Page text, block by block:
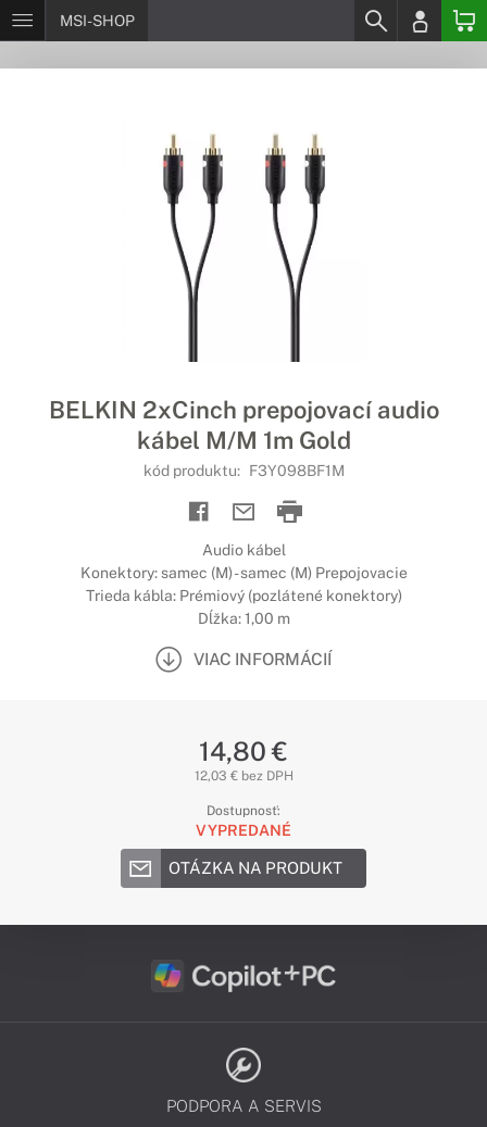
MSI-SHOP
BELKIN 2xCinch prepojovací audio
kábel M/M 1m Gold
kód produktu: F3Y098BF1M
Audio kábel
Konektory: samec (M) - samec (M) Prepojovacie
Trieda kábla: Prémiový (pozlátené konektory)
Dĺžka: 1,00 m
VIAC INFORMÁCIÍ
14,80 €
12,03 € bez DPH
Dostupnosť:
VYPREDANÉ
OTÁZKA NA PRODUKT
PODPORA A SERVIS